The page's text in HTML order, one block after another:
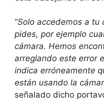
“Solo accedemos a tu
pides, por ejemplo
cámara. Hemos
arreglando este error
indica erróneamente
están usando la
señalado dicho